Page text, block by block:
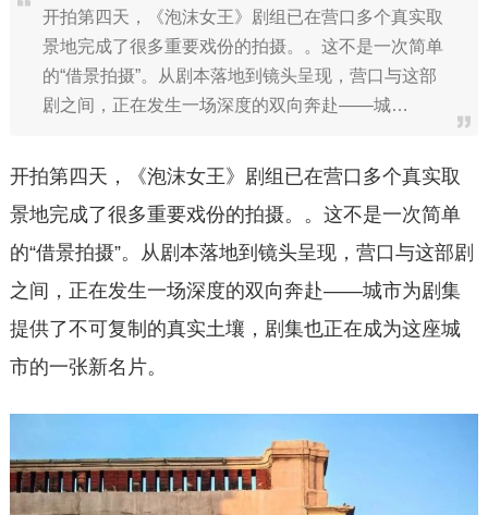
开拍第四天，《泡沫女王》剧组已在营口多个真实取
景地完成了很多重要戏份的拍摄。。这不是一次简单
的“借景拍摄”。从剧本落地到镜头呈现，营口与这部
剧之间，正在发生一场深度的双向奔赴——城…
开拍第四天，《泡沫女王》剧组已在营口多个真实取
景地完成了很多重要戏份的拍摄。。这不是一次简单
的“借景拍摄”。从剧本落地到镜头呈现，营口与这部剧
之间，正在发生一场深度的双向奔赴——城市为剧集
提供了不可复制的真实土壤，剧集也正在成为这座城
市的一张新名片。